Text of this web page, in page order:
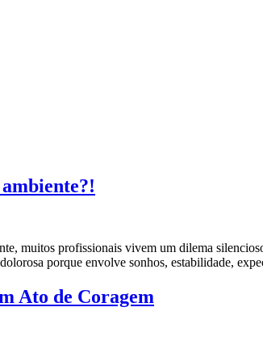
muitos profissionais vivem um dilema
porque envolve sonhos, estabilidade,
Ato de Coragem